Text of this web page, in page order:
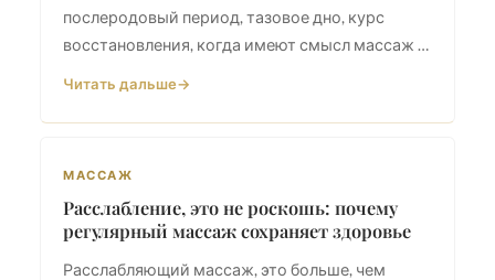
послеродовый период, тазовое дно, курс
восстановления, когда имеют смысл массаж и
Читать дальше
МАССАЖ
Расслабление, это не роскошь: почему
регулярный массаж сохраняет здоровье
Расслабляющий массаж, это больше, чем